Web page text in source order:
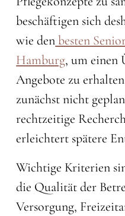
beschäftigen sich
wie denbesten
Hamburg, um einen
Angebote zu
zunächst nicht
rechtzeitige
erleichtert spätere
Wichtige Kriterien
die Qualität der
Versorgung,